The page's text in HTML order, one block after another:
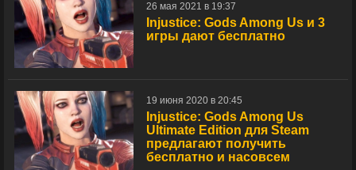
26 мая 2021 в 19:37
Injustice: Gods Among Us и 3
игры дают бесплатно
19 июня 2020 в 20:45
Injustice: Gods Among Us
Ultimate Edition для Steam
предлагают получить
бесплатно и насовсем